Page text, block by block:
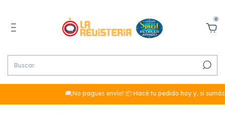
0
🚚¡No pagues envío! 📦 Hacé tu pedido hoy y, si sumás más